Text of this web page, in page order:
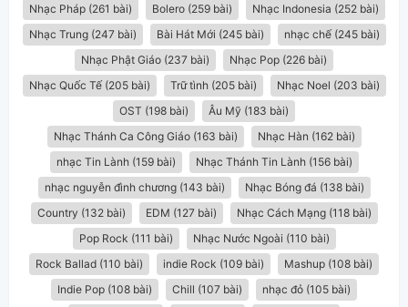
Nhạc Pháp (261 bài)
Bolero (259 bài)
Nhạc Indonesia (252 bài)
Nhạc Trung (247 bài)
Bài Hát Mới (245 bài)
nhạc chế (245 bài)
Nhạc Phật Giáo (237 bài)
Nhạc Pop (226 bài)
Nhạc Quốc Tế (205 bài)
Trữ tình (205 bài)
Nhạc Noel (203 bài)
OST (198 bài)
Âu Mỹ (183 bài)
Nhạc Thánh Ca Công Giáo (163 bài)
Nhạc Hàn (162 bài)
nhạc Tin Lành (159 bài)
Nhạc Thánh Tin Lành (156 bài)
nhạc nguyễn đình chương (143 bài)
Nhạc Bóng đá (138 bài)
Country (132 bài)
EDM (127 bài)
Nhạc Cách Mạng (118 bài)
Pop Rock (111 bài)
Nhạc Nước Ngoài (110 bài)
Rock Ballad (110 bài)
indie Rock (109 bài)
Mashup (108 bài)
Indie Pop (108 bài)
Chill (107 bài)
nhạc đỏ (105 bài)